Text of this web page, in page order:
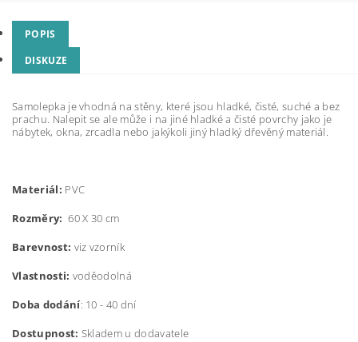
POPIS
DISKUZE
Samolepka je vhodná na stěny, které jsou hladké, čisté, suché a bez
prachu. Nalepit se ale může i na jiné hladké a čisté povrchy jako je
nábytek, okna, zrcadla nebo jakýkoli jiný hladký dřevěný materiál.
Materiál: PVC
Rozměry: 60 X 30 cm
Barevnost: viz vzorník
Vlastnosti: voděodolná
Doba dodání: 10 - 40 dní
Dostupnost: Skladem u dodavatele